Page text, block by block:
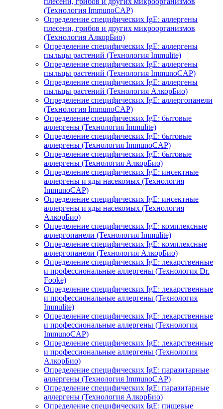
(Технология ImmunoCAP)
Определение специфических IgE: аллергены
плесени, грибов и других микроорганизмов
(Технология АлкорБио)
Определение специфических IgE: аллергены
пыльцы растений (Технология Immulite)
Определение специфических IgE: аллергены
пыльцы растений (Технология ImmunoCAP)
Определение специфических IgE: аллергены
пыльцы растений (Технология АлкорБио)
Определение специфических IgE: аллергопанели
(Технология ImmunoCAP)
Определение специфических IgE: бытовые
аллергены (Технология Immulite)
Определение специфических IgE: бытовые
аллергены (Технология ImmunoCAP)
Определение специфических IgE: бытовые
аллергены (Технология АлкорБио)
Определение специфических IgE: инсектные
аллергены и яды насекомых (Технология
ImmunoCAP)
Определение специфических IgE: инсектные
аллергены и яды насекомых (Технология
АлкорБио)
Определение специфических IgE: комплексные
аллергопанели (Технология Immulite)
Определение специфических IgE: комплексные
аллергопанели (Технология АлкорБио)
Определение специфических IgE: лекарственные
и профессиональные аллергены (Технология Dr.
Fooke)
Определение специфических IgE: лекарственные
и профессиональные аллергены (Технология
Immulite)
Определение специфических IgE: лекарственные
и профессиональные аллергены (Технология
ImmunoCAP)
Определение специфических IgE: лекарственные
и профессиональные аллергены (Технология
АлкорБио)
Определение специфических IgE: паразитарные
аллергены (Технология ImmunoCAP)
Определение специфических IgE: паразитарные
аллергены (Технология АлкорБио)
Определение специфических IgE: пищевые